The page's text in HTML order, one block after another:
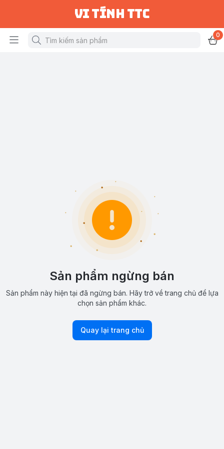
vi tính ttc
0
Sản phẩm ngừng bán
Sản phẩm này hiện tại đã ngừng bán. Hãy trở về trang chủ để lựa
chọn sản phẩm khác.
Quay lại trang chủ